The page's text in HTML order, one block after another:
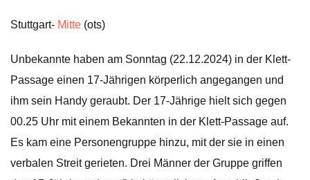
Stuttgart- Mitte (ots)
Unbekannte haben am Sonntag (22.12.2024) in der Klett-
Passage einen 17-Jährigen körperlich angegangen und
ihm sein Handy geraubt. Der 17-Jährige hielt sich gegen
00.25 Uhr mit einem Bekannten in der Klett-Passage auf.
Es kam eine Personengruppe hinzu, mit der sie in einen
verbalen Streit gerieten. Drei Männer der Gruppe griffen